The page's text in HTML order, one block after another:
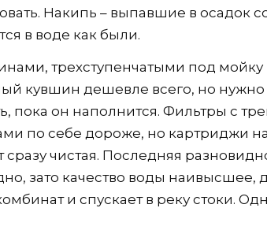
Накипь – выпавшие в осадок
в воде как были.
трехступенчатыми под мойку
кувшин дешевле всего, но нужно
пока он наполнится. Фильтры с
по себе дороже, но картриджи
чистая. Последняя
зато качество воды наивысшее,
и спускает в реку стоки.